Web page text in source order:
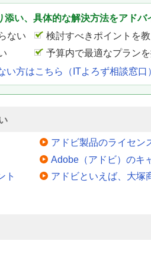
添い、具体的な解決方法をアドバ
ない
検討すべきポイントを
予算内で最適なプラン
方はこちら（ITよろず相談窓口
ト
アドビ製品のライセン
Adobe（アドビ）のキ
アドビといえば、大塚